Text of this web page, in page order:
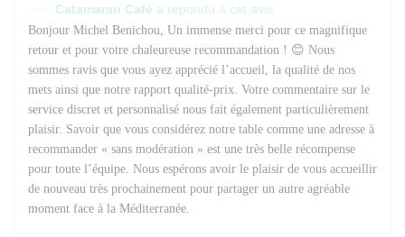
Catamaran Café a répondu à cet avis
Bonjour Michel Benichou, Un immense merci pour ce magnifique
retour et pour votre chaleureuse recommandation ! 😊 Nous
sommes ravis que vous ayez apprécié l’accueil, la qualité de nos
mets ainsi que notre rapport qualité-prix. Votre commentaire sur le
service discret et personnalisé nous fait également particulièrement
plaisir. Savoir que vous considérez notre table comme une adresse à
recommander « sans modération » est une très belle récompense
pour toute l’équipe. Nous espérons avoir le plaisir de vous accueillir
de nouveau très prochainement pour partager un autre agréable
moment face à la Méditerranée.